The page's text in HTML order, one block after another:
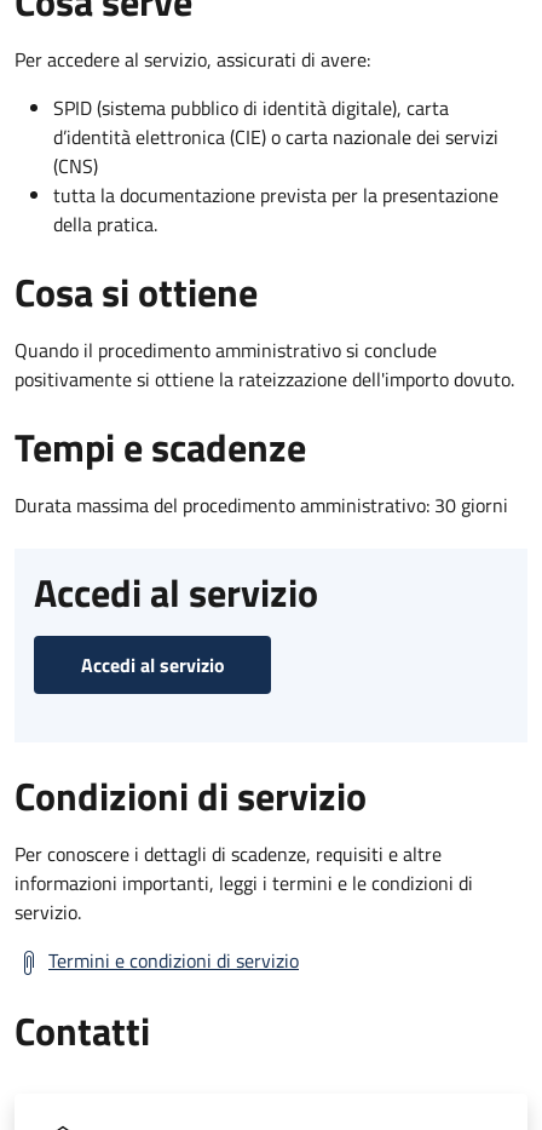
Per accedere al servizio, assicurati di avere:
SPID (sistema pubblico di identità digitale), carta
d’identità elettronica (CIE) o carta nazionale dei servizi
(CNS)
tutta la documentazione prevista per la presentazione
della pratica.
Cosa si ottiene
Quando il procedimento amministrativo si conclude
positivamente si ottiene la rateizzazione dell'importo dovuto.
Tempi e scadenze
Durata massima del procedimento amministrativo: 30 giorni
Accedi al servizio
Accedi al servizio
Condizioni di servizio
Per conoscere i dettagli di scadenze, requisiti e altre
informazioni importanti, leggi i termini e le condizioni di
servizio.
Termini e condizioni di servizio
Contatti